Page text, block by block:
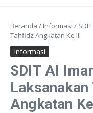
Beranda / Informasi /
Tahfidz Angkatan Ke III
Informasi
SDIT Al
Angkatan